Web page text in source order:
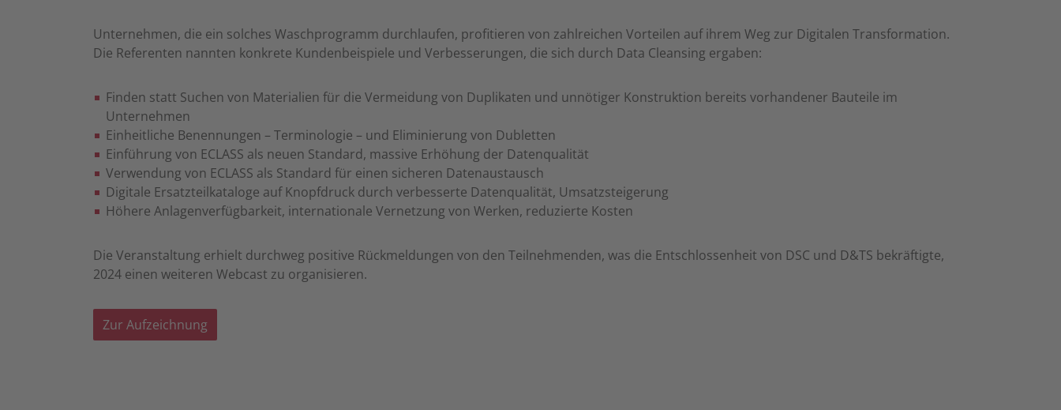
Unternehmen, die ein solches Waschprogramm durchlaufen, profitieren von zahlreichen Vorteilen auf ihrem Weg zur Digitalen Transformation.
Die Referenten nannten konkrete Kundenbeispiele und Verbesserungen, die sich durch Data Cleansing ergaben:
Finden statt Suchen von Materialien für die Vermeidung von Duplikaten und unnötiger Konstruktion bereits vorhandener Bauteile im
Unternehmen
Einheitliche Benennungen – Terminologie – und Eliminierung von Dubletten
Einführung von ECLASS als neuen Standard, massive Erhöhung der Datenqualität
Verwendung von ECLASS als Standard für einen sicheren Datenaustausch
Digitale Ersatzteilkataloge auf Knopfdruck durch verbesserte Datenqualität, Umsatzsteigerung
Höhere Anlagenverfügbarkeit, internationale Vernetzung von Werken, reduzierte Kosten
Die Veranstaltung erhielt durchweg positive Rückmeldungen von den Teilnehmenden, was die Entschlossenheit von DSC und D&TS bekräftigte,
2024 einen weiteren Webcast zu organisieren.
Zur Aufzeichnung